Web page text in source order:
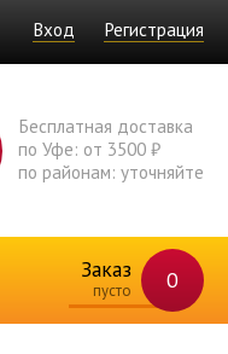
Вход Регистрация
Бесплатная доставка
по Уфе: от 3500 ₽
по районам: уточняйте
Заказ 0
пусто